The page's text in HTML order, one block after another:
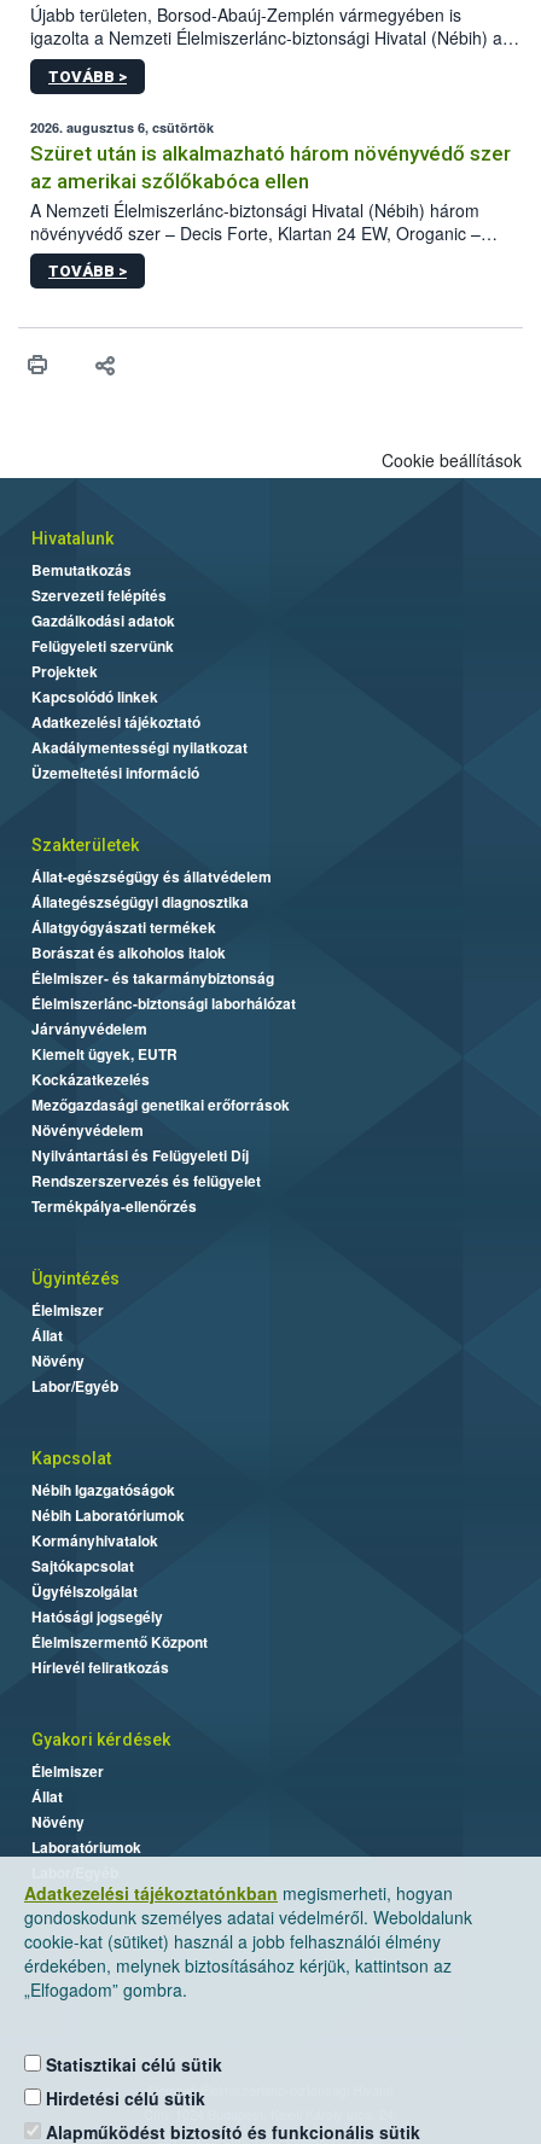
Újabb területen, Borsod-Abaúj-Zemplén vármegyében is
igazolta a Nemzeti Élelmiszerlánc-biztonsági Hivatal (Nébih) a
kőrisrontó karcsúdíszbogár (Agrilus planipennis) jelenlétét. A
kártevőt nem csak színcsapdában találták meg, de már fertőzött
az intenzív felderítést, emellett az intézkedéseket a szlovák
hatósággal is összehangolják a terjedés megállítása érdekében.
TOVÁBB >
2026. augusztus 6, csütörtök
Szüret után is alkalmazható három növényvédő szer
az amerikai szőlőkabóca ellen
A Nemzeti Élelmiszerlánc-biztonsági Hivatal (Nébih) három
növényvédő szer – Decis Forte, Klartan 24 EW, Oroganic –
engedélyokiratát módosította, így azok a szüretet követően,
egészen a vesszőérettség (BBCH 91) stádiumáig
érésű szőlőkben is legyen lehetőség a károsító elleni további
felhasználók számára is elérhető és ökológiai termesztésben is
TOVÁBB >
Adatkezelési tájékoztatónkban megismerheti, hogyan
gondoskodunk személyes adatai védelméről. Weboldalunk
cookie-kat (sütiket) használ a jobb felhasználói élmény
érdekében, melynek biztosításához kérjük, kattintson az
„Elfogadom” gombra.
Statisztikai célú sütik
Hirdetési célú sütik
Alapműködést biztosító és funkcionális sütik
Cookie beállítások
Hivatalunk
Bemutatkozás
Szervezeti felépítés
Gazdálkodási adatok
Felügyeleti szervünk
Projektek
Kapcsolódó linkek
Adatkezelési tájékoztató
Akadálymentességi nyilatkozat
Üzemeltetési információ
Szakterületek
Állat-egészségügy és állatvédelem
Állategészségügyi diagnosztika
Állatgyógyászati termékek
Borászat és alkoholos italok
Élelmiszer- és takarmánybiztonság
Élelmiszerlánc-biztonsági laborhálózat
Járványvédelem
Kiemelt ügyek, EUTR
Kockázatkezelés
Mezőgazdasági genetikai erőforrások
Növényvédelem
Nyilvántartási és Felügyeleti Díj
Rendszerszervezés és felügyelet
Termékpálya-ellenőrzés
Ügyintézés
Élelmiszer
Állat
Növény
Labor/Egyéb
Kapcsolat
Nébih Igazgatóságok
Nébih Laboratóriumok
Kormányhivatalok
Sajtókapcsolat
Ügyfélszolgálat
Hatósági jogsegély
Élelmiszermentő Központ
Hírlevél feliratkozás
Gyakori kérdések
Élelmiszer
Állat
Növény
Laboratóriumok
Nemzeti Élelmiszerlánc-biztonsági Hivatal
Levelezési cím: 1525 Budapest. Pf. 30.